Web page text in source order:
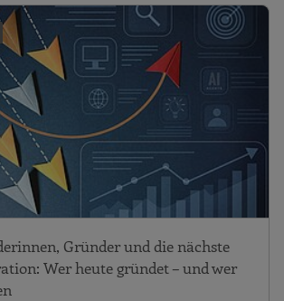
Gründer und die nächste
Wer heute gründet – und wer